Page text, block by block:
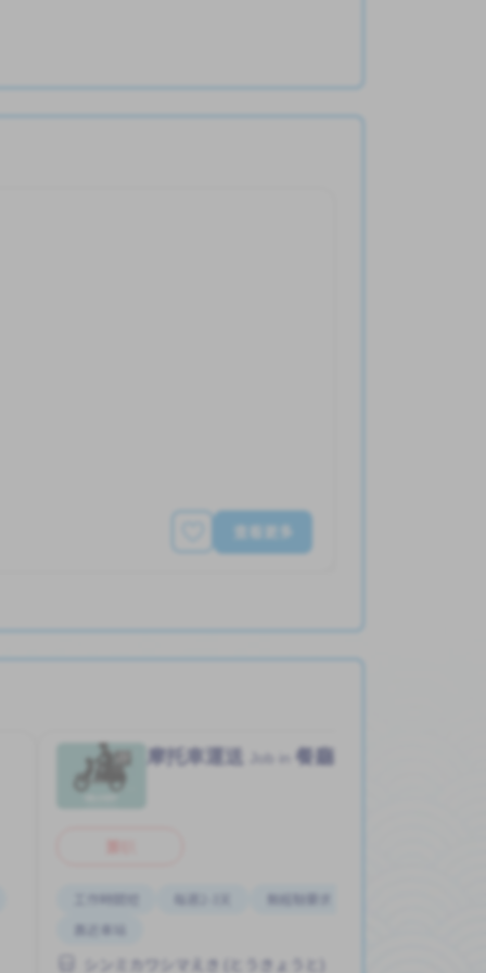
查看更多
摩托車運送 餐廳
兼职
工作時間短 每週2-3天 無經驗要求
靠近車站
シンミカワシマえき (とうきょうと)